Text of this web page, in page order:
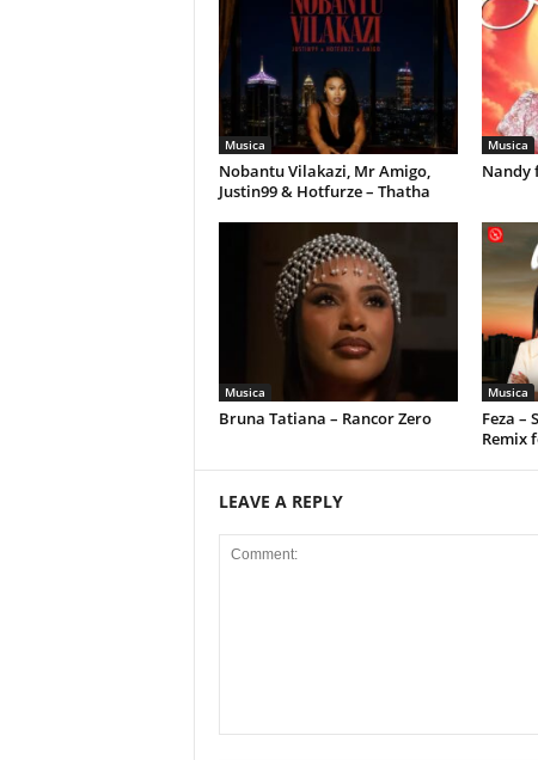
Musica
Nobantu Vilakazi, Mr Amigo,
Justin99 & Hotfurze – Thatha
Musica
Nandy
Musica
Bruna Tatiana – Rancor Zero
Musica
Feza –
Remix
LEAVE A REPLY